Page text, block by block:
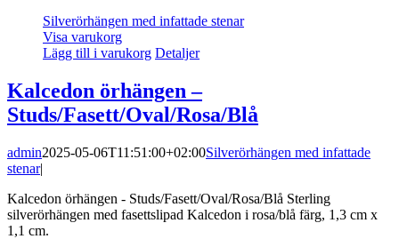
Silverörhängen med infattade stenar
Visa varukorg
Lägg till i varukorg Detaljer
Kalcedon örhängen –
Studs/Fasett/Oval/Rosa/Blå
admin2025-05-06T11:51:00+02:00Silverörhängen med infattade
stenar|
Kalcedon örhängen - Studs/Fasett/Oval/Rosa/Blå Sterling
silverörhängen med fasettslipad Kalcedon i rosa/blå färg, 1,3 cm x
1,1 cm.